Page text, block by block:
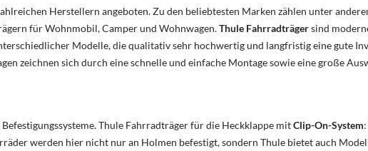
Herstellern angeboten. Zu den beliebtesten Marken zählen unter
für Wohnmobil, Camper und Wohnwagen.Thule Fahrradträgersind
Modelle, die qualitativ sehr hochwertig und langfristig eine gute
zeichnen sich durch eine schnelle und einfache Montage sowie eine große
Thule Fahrradträger für die Heckklappe mitClip-On-System
werden hier nicht nur an Holmen befestigt, sondern Thule bietet auch